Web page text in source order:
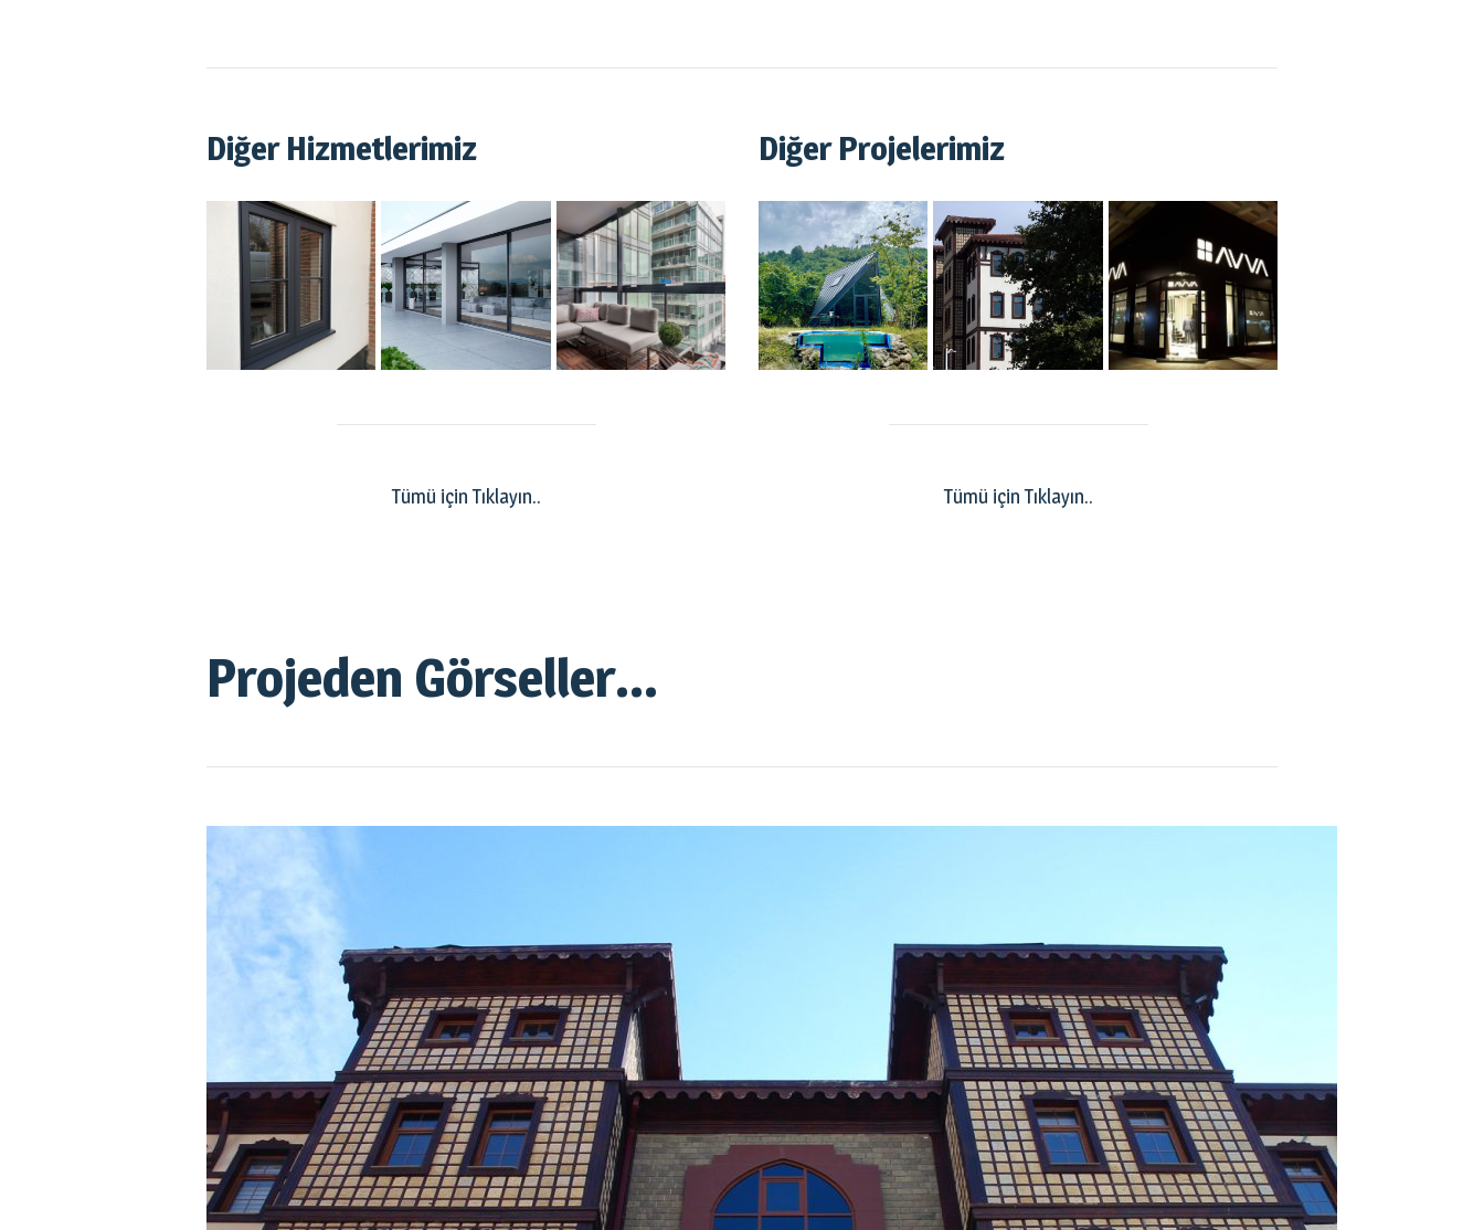
Diğer Hizmetlerimiz
Tümü için Tıklayın..
Diğer Projelerimiz
Tümü için Tıklayın..
Projeden Görseller...